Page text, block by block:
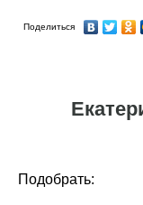
Поделиться
Подобрать: